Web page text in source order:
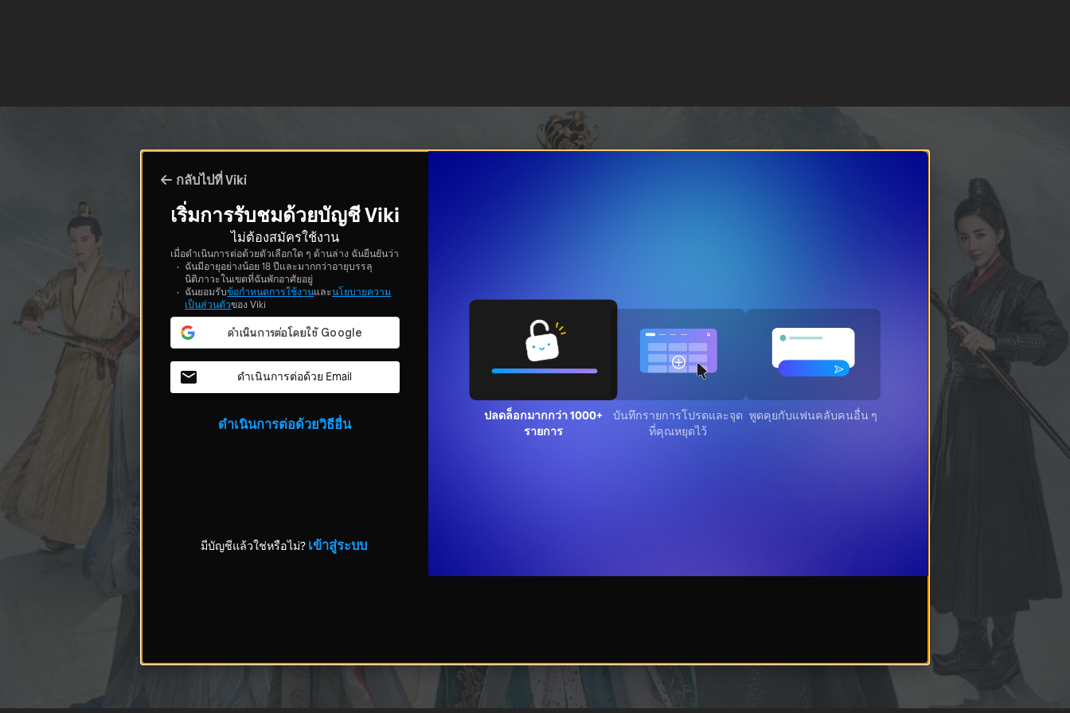
กลับไปที่ Viki
เริ่มการรับชมด้วยบัญชี Viki
ไม่ต้องสมัครใช้งาน
เมื่อดำเนินการต่อด้วยตัวเลือกใด ๆ ด้านล่าง ฉันยืนยันว่า
ฉันมีอายุอย่างน้อย 18 ปีและมากกว่าอายุบรรลุ
นิติภาวะในเขตที่ฉันพักอาศัยอยู่
ฉันยอมรับข้อกำหนดการใช้งานและนโยบายความ
เป็นส่วนตัวของ Viki
ดำเนินการต่อด้วย Email
ดำเนินการต่อด้วยวิธีอื่น
มีบัญชีแล้วใช่หรือไม่? เข้าสู่ระบบ
ปลดล็อกมากกว่า 1000+
รายการ
บันทึกรายการโปรดและจุดที่
คุณหยุดไว้
พูดคุยกับแฟนคลับคนอื่น ๆ